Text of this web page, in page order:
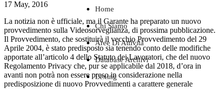
Home
Chi Siamo
Aree Di Attività
Database Archivi
Lexing
17 May, 2016
La notizia non è ufficiale, ma il Garante ha preparato un nuovo
provvedimento sulla Videosorveglianza, di prossima pubblicazione.
Il Provvedimento, che sostituirà il vecchio Provvedimento del 29
Aprile 2004, è stato predisposto sia tenendo conto delle modifiche
apportate all’articolo 4 dello Statuto dei Lavoratori, che del nuovo
Regolamento Privacy che, pur se applicabile dal 2018, d’ora in
avanti non potrà non essere preso in considerazione nella
predisposizione di nuovo Provvedimenti a carattere generale